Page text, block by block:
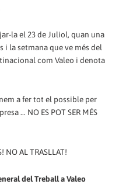
la el 23 de Juliol, quan una
i la setmana que ve més del
com Valeo i denota
a fer tot el possible per
... NO ES POT SER MÉS
NO AL TRASLLAT!
del Treball a Valeo